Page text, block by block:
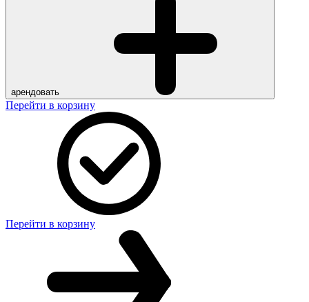
арендовать
Перейти в корзину
Перейти в корзину